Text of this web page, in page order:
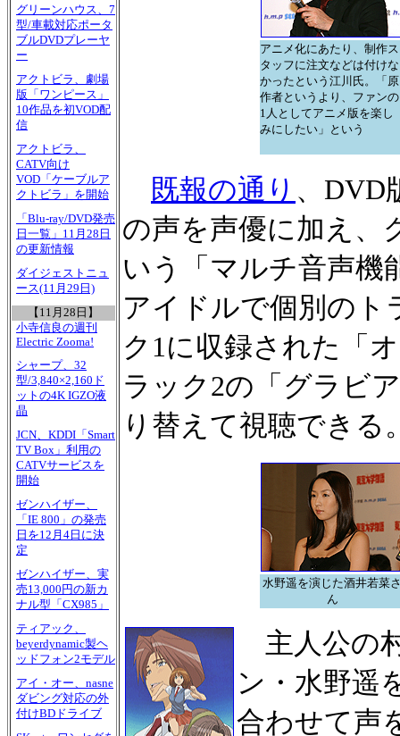
グリーンハウス、7
型/車載対応ポータ
ブルDVDプレーヤ
ー
アクトビラ、劇場
版「ワンピース」
10作品を初VOD配
信
アクトビラ、
CATV向け
VOD「ケーブルア
クトビラ」を開始
「Blu-ray/DVD発売
日一覧」11月28日
の更新情報
ダイジェストニュ
ース(11月29日)
【11月28日】
小寺信良の週刊
Electric Zooma!
シャープ、32
型/3,840×2,160ド
ットの4K IGZO液
晶
JCN、KDDI「Smart
TV Box」利用の
CATVサービスを
開始
ゼンハイザー、
「IE 800」の発売
日を12月4日に決
定
ゼンハイザー、実
売13,000円の新カ
ナル型「CX985」
ティアック、
beyerdynamic製ヘ
ッドフォン2モデル
アイ・オー、nasne
ダビング対応の外
付けBDドライブ
アニメ化にあたり、制作ス
タッフに注文などは付けな
かったという江川氏。「原
作者というより、ファンの
1人としてアニメ版を楽し
みにしたい」という
既報の通り 、DVD
の声を声優に加え、
いう「マルチ音声機
アイドルで個別のト
ク1に収録された「
ラック2の「グラビ
り替えて視聴できる
水野遥を演じた酒井若菜
ん
主人公の
ン・水野遥
合わせて声